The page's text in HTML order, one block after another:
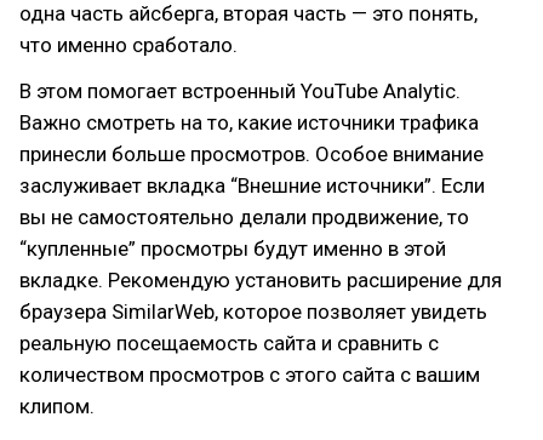
одна часть айсберга, вторая часть — это понять,
что именно сработало.
В этом помогает встроенный YouTube Analytic.
Важно смотреть на то, какие источники трафика
принесли больше просмотров. Особое внимание
заслуживает вкладка “Внешние источники”. Если
вы не самостоятельно делали продвижение, то
“купленные” просмотры будут именно в этой
вкладке. Рекомендую установить расширение для
браузера SimilarWeb, которое позволяет увидеть
реальную посещаемость сайта и сравнить с
количеством просмотров с этого сайта с вашим
клипом.